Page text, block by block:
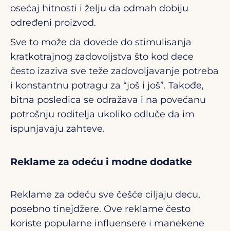
osećaj hitnosti i želju da odmah dobiju
određeni proizvod.
Sve to može da dovede do stimulisanja
kratkotrajnog zadovoljstva što kod dece
često izaziva sve teže zadovoljavanje potreba
i konstantnu potragu za “još i još”. Takođe,
bitna posledica se odražava i na povećanu
potrošnju roditelja ukoliko odluče da im
ispunjavaju zahteve.
Reklame za odeću i modne dodatke
Reklame za odeću sve češće ciljaju decu,
posebno tinejdžere. Ove reklame često
koriste popularne influensere i manekene